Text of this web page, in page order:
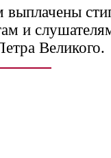
и
Великого.